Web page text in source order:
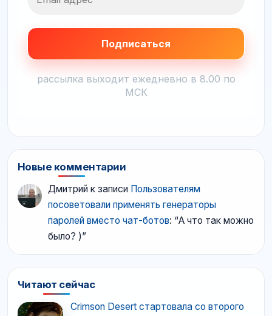
рассылка выходит ежедневно в 8.00 по
МСК
Новые комментарии
Дмитрий к записи Пользователям
посоветовали применять генераторы
паролей вместо чат-ботов: “А что так можно
было? )”
Читают сейчас
Crimson Desert стартовала со второго